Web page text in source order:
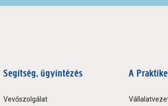
Segítség, ügyintézés
Vevőszolgálat
A